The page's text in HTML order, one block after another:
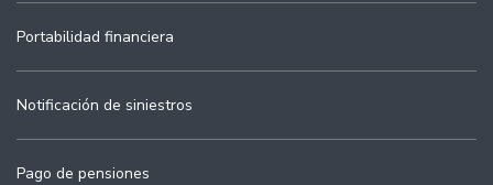
Portabilidad financiera
Notificación de siniestros
Pago de pensiones